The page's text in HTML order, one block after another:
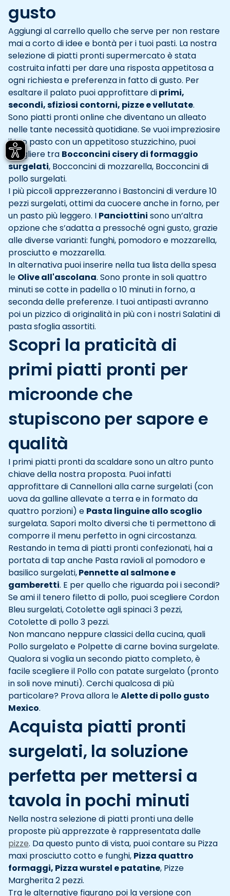
gusto
Aggiungi al carrello quello che serve per non restare
mai a corto di idee e bontà per i tuoi pasti. La nostra
selezione di piatti pronti supermercato è stata
costruita infatti per dare una risposta appetitosa a
ogni richiesta e preferenza in fatto di gusto. Per
esaltare il palato puoi approfittare diprimi,
secondi, sfiziosi contorni, pizze e vellutate.
Sono piatti pronti online che diventano un alleato
nelle tante necessità quotidiane. Se vuoi impreziosire
il tuo pasto con un appetitoso stuzzichino, puoi
scegliere tra Bocconcini cisery di formaggio
surgelati, Bocconcini di mozzarella, Bocconcini di
pollo surgelati.
I più piccoli apprezzeranno i Bastoncini di verdure 10
pezzi surgelati, ottimi da cuocere anche in forno, per
un pasto più leggero. I Panciottini sono un’altra
opzione che s’adatta a pressoché ogni gusto, grazie
alle diverse varianti: funghi, pomodoro e mozzarella,
prosciutto e mozzarella.
In alternativa puoi inserire nella tua lista della spesa
le Olive all'ascolana. Sono pronte in soli quattro
minuti se cotte in padella o 10 minuti in forno, a
seconda delle preferenze. I tuoi antipasti avranno
poi un pizzico di originalità in più con i nostri Salatini di
pasta sfoglia assortiti.
Scopri la praticità di
primi piatti pronti per
microonde che
stupiscono per sapore e
qualità
I primi piatti pronti da scaldare sono un altro punto
chiave della nostra proposta. Puoi infatti
approfittare di Cannelloni alla carne surgelati (con
uova da galline allevate a terra e in formato da
quattro porzioni) e Pasta linguine allo scoglio
surgelata. Sapori molto diversi che ti permettono di
comporre il menu perfetto in ogni circostanza.
Restando in tema di piatti pronti confezionati, hai a
portata di tap anche Pasta ravioli al pomodoro e
basilico surgelati,Pennette al salmone e
gamberetti. E per quello che riguarda poi i secondi?
Se ami il tenero filetto di pollo, puoi scegliere Cordon
Bleu surgelati, Cotolette agli spinaci 3 pezzi,
Cotolette di pollo 3 pezzi.
Non mancano neppure classici della cucina, quali
Pollo surgelato e Polpette di carne bovina surgelate.
Qualora si voglia un secondo piatto completo, è
facile scegliere il Pollo con patate surgelato (pronto
in soli nove minuti). Cerchi qualcosa di più
particolare? Prova allora leAlette di pollo gusto
Mexico.
Acquista piatti pronti
surgelati, la soluzione
perfetta per mettersi a
tavola in pochi minuti
Nella nostra selezione di piatti pronti una delle
proposte più apprezzate è rappresentata dalle
pizze. Da questo punto di vista, puoi contare su Pizza
maxi prosciutto cotto e funghi, Pizza quattro
formaggi, Pizza wurstel e patatine, Pizze
Margherita 2 pezzi.
Tra le alternative figurano poi la versione con